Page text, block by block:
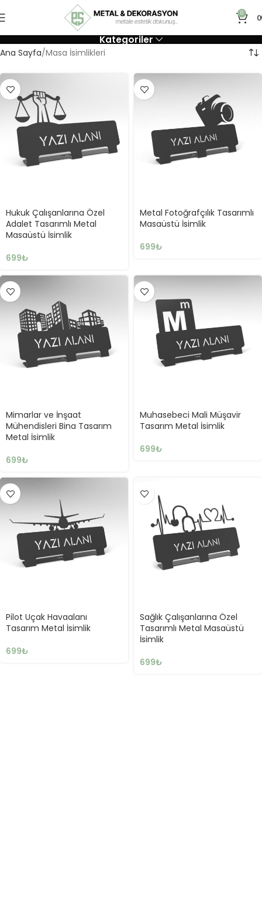
0 0
Kategoriler
Ana Sayfa Masa İsimlikleri
Hukuk Çalışanlarına Özel
Adalet Tasarımlı Metal
Masaüstü İsimlik
699₺
Metal Fotoğrafçılık Tasarımlı
Masaüstü İsimlik
699₺
Mimarlar ve İnşaat
Mühendisleri Bina Tasarım
Metal İsimlik
699₺
Muhasebeci Mali Müşavir
Tasarım Metal İsimlik
699₺
Pilot Uçak Havaalanı
Tasarım Metal İsimlik
699₺
Sağlık Çalışanlarına Özel
Tasarımlı Metal Masaüstü
İsimlik
699₺